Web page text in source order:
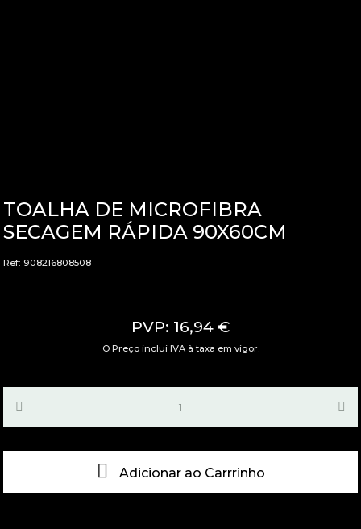
TOALHA DE MICROFIBRA
SECAGEM RÁPIDA 90X60CM
Ref: 908216808508
PVP: 16,94 €
O Preço inclui IVA à taxa em vigor.
Adicionar ao Carrrinho